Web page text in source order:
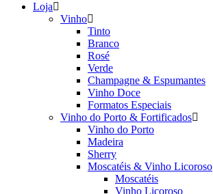
Loja
Vinho
Tinto
Branco
Rosé
Verde
Champagne & Espumantes
Vinho Doce
Formatos Especiais
Vinho do Porto & Fortificados
Vinho do Porto
Madeira
Sherry
Moscatéis & Vinho Licoroso
Moscatéis
Vinho Licoroso